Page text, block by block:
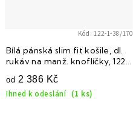
Bílá pánská slim fit košile, dl.
rukáv na manž. knoflíčky, 122-
od 2 386 Kč
Ihned k odeslání (1 ks)
Kód:122-1-38/170